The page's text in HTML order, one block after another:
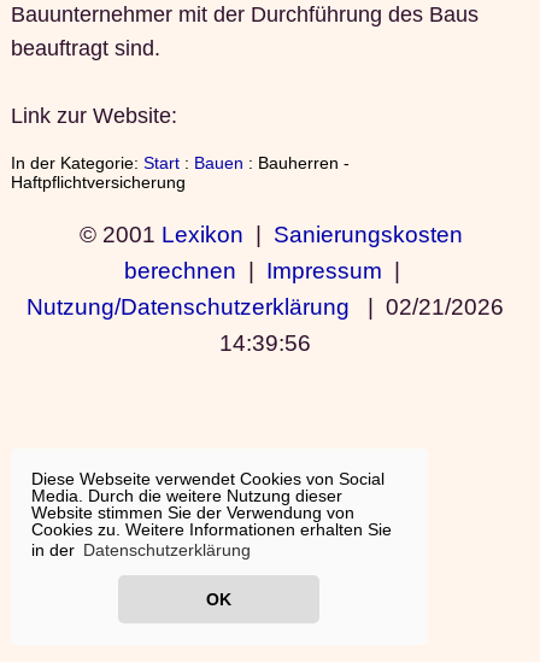
Diese Webseite verwendet Cookies von Social
Media. Durch die weitere Nutzung dieser
Website stimmen Sie der Verwendung von
Cookies zu. Weitere Informationen erhalten Sie
in der Datenschutzerklärung
OK
Bauunternehmer mit der Durchführung des Baus
beauftragt sind.
Link zur Website:
In der Kategorie: Start: Bauen : Bauherren -
Haftpflichtversicherung
© 2001 Lexikon | Sanierungskosten
berechnen | Impressum |
Nutzung/Datenschutzerklärung | 02/21/2026
14:39:56